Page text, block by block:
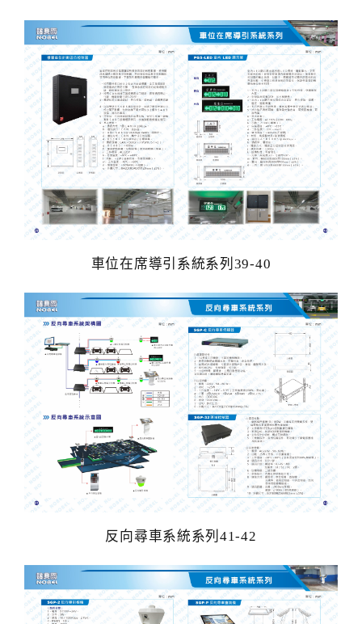
人員通關管制機系列
智能汽機車充電樁設備系列
長距離讀卡機系列
紅綠燈號誌系列
車位架系列
車輪檔防撞條系列
安全警示(週邊)設備系列
熱拌劃線系列
車位在席導引系統系列39-40
反向尋車系統系列41-42